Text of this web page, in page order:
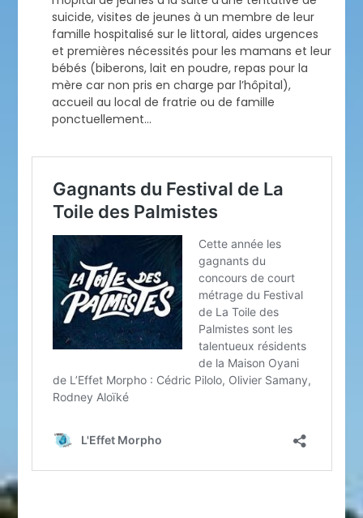
suicide, visites de jeunes à un membre de leur
famille hospitalisé sur le littoral, aides urgences
et premières nécessités pour les mamans et leur
bébés (biberons, lait en poudre, repas pour la
mère car non pris en charge par l’hôpital),
accueil au local de fratrie ou de famille
ponctuellement…